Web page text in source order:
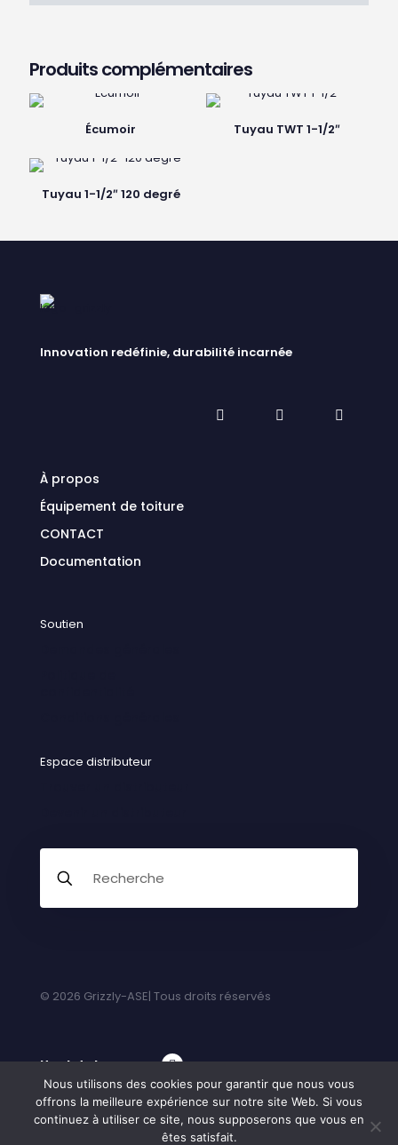
Produits complémentaires
Écumoir Tuyau TWT 1-1/2″
Tuyau 1-1/2″ 120 degré
Innovation redéfinie, durabilité incarnée
À propos
Équipement de toiture
CONTACT
Documentation
Soutien
Espace distributeur
© 2026 Grizzly-ASE| Tous droits réservés
Haut de la page
Nous utilisons des cookies pour garantir que nous vous
offrons la meilleure expérience sur notre site Web. Si vous
continuez à utiliser ce site, nous supposerons que vous en
êtes satisfait.